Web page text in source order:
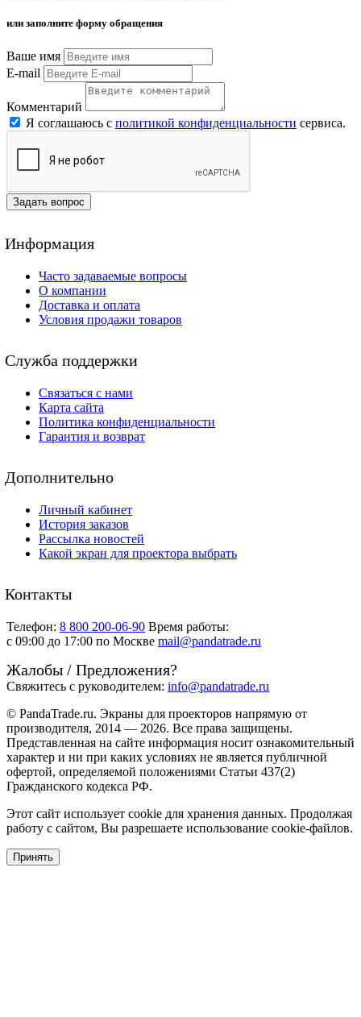
или заполните форму обращения
Ваше имя
E-mail
Комментарий
Я соглашаюсь с политикой конфиденциальности сервиса.
Задать вопрос
Информация
Часто задаваемые вопросы
О компании
Доставка и оплата
Условия продажи товаров
Служба поддержки
Связаться с нами
Карта сайта
Политика конфиденциальности
Гарантия и возврат
Дополнительно
Личный кабинет
История заказов
Рассылка новостей
Какой экран для проектора выбрать
Контакты
Телефон: 8 800 200-06-90 Время работы:
c 09:00 до 17:00 по Москве mail@pandatrade.ru
Жалобы / Предложения?
Свяжитесь с руководителем: info@pandatrade.ru
© PandaTrade.ru. Экраны для проекторов напрямую от
производителя, 2014 — 2026. Все права защищены.
Представленная на сайте информация носит ознакомительный
характер и ни при каких условиях не является публичной
офертой, определяемой положениями Статьи 437(2)
Гражданского кодекса РФ.
Этот сайт использует cookie для хранения данных. Продолжая
работу с сайтом, Вы разрешаете использование cookie-файлов.
Принять